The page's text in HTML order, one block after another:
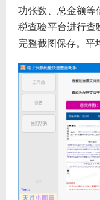
功张数、总金额等
税查验平台进行查
完整截图保存。平